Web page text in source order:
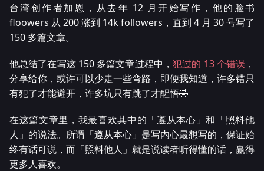
台湾创作者加恩，从去年 12 月开始写作，他的脸书
floowers 从 200 涨到 14k followers，直到 4 月 30 号写了
150 多篇文章。
他总结了在写这 150 多篇文章过程中，犯过的 13 个错误 ，
分享给你，或许可以少走一些弯路，即便我知道，许多错只
有犯了才能避开，许多坑只有跳了才醒悟🤣
在这篇文章里，我最喜欢其中的「遵从本心」和「照料他
人」的说法。所谓「遵从本心」是写内心最想写的，保证始
终有话可说，而「照料他人」就是说读者听得懂的话，赢得
更多人喜欢。